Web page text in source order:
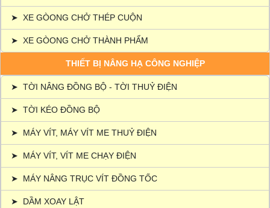
➤ XE GÒONG CHỞ THÉP CUỘN
➤ XE GÒONG CHỞ THÀNH PHẨM
THIẾT BỊ NÂNG HẠ CÔNG NGHIỆP
➤ TỜI NÂNG ĐỒNG BỘ - TỜI THUỶ ĐIỆN
➤ TỜI KÉO ĐỒNG BỘ
➤ MÁY VÍT, MÁY VÍT ME THUỶ ĐIỆN
➤ MÁY VÍT, VÍT ME CHẠY ĐIỆN
➤ MÁY NÂNG TRỤC VÍT ĐỒNG TỐC
➤ DẦM XOAY LẬT